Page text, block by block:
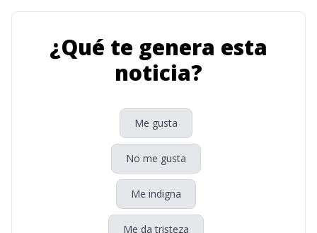
¿Qué te genera esta
noticia?
Me gusta
No me gusta
Me indigna
Me da tristeza